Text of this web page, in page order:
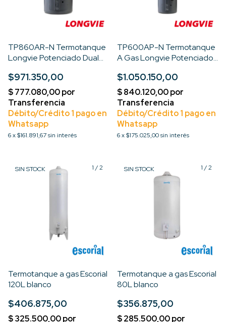
TP860AR-N Termotanque
Longvie Potenciado Dual
$971.350,00
6x$161.891,67sin interés
TP600AP-N Termotanque
A Gas Longvie Potenciado
$1.050.150,00
6x$175.025,00sin interés
1 /2
SIN STOCK
Termotanque a gas Escorial
120L blanco
$406.875,00
1 /2
SIN STOCK
Termotanque a gas Escorial
80L blanco
$356.875,00